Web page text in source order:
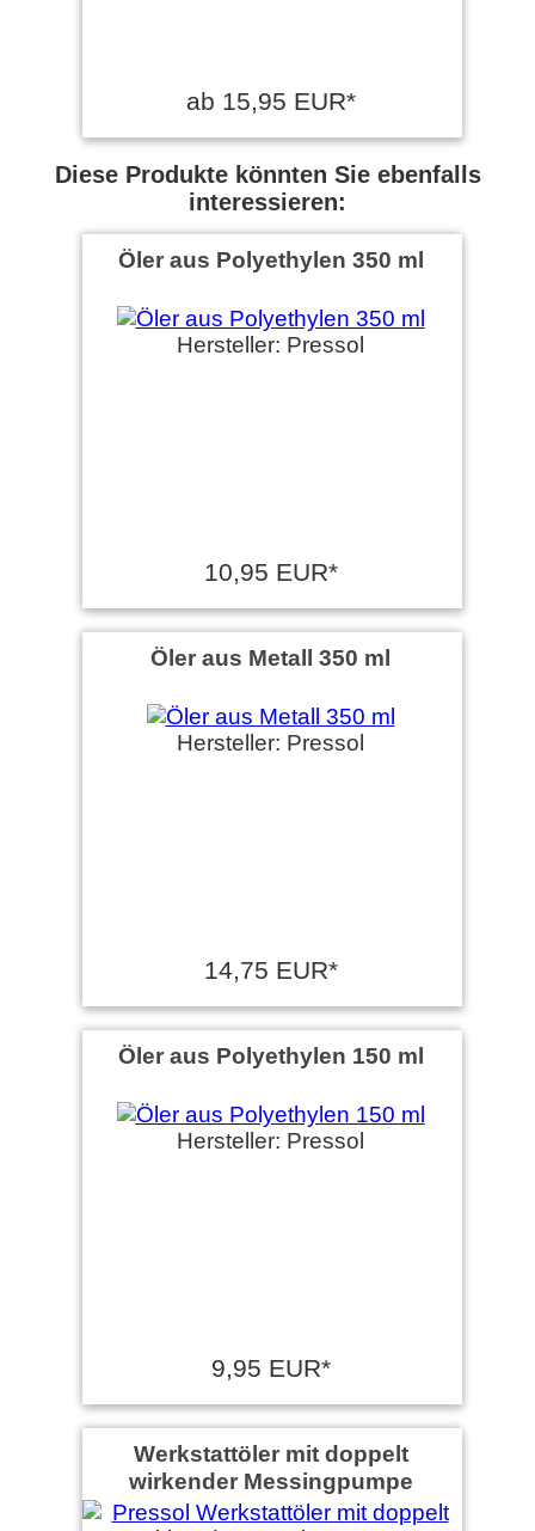
ab 15,95 EUR*
Diese Produkte könnten Sie ebenfalls
interessieren:
Öler aus Polyethylen 350 ml
Hersteller: Pressol
10,95 EUR*
Öler aus Metall 350 ml
Hersteller: Pressol
14,75 EUR*
Öler aus Polyethylen 150 ml
Hersteller: Pressol
9,95 EUR*
Werkstattöler mit doppelt
wirkender Messingpumpe